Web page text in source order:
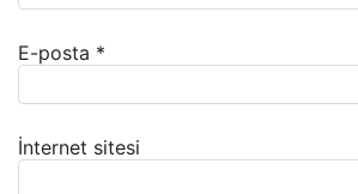
E-posta *
İnternet sitesi